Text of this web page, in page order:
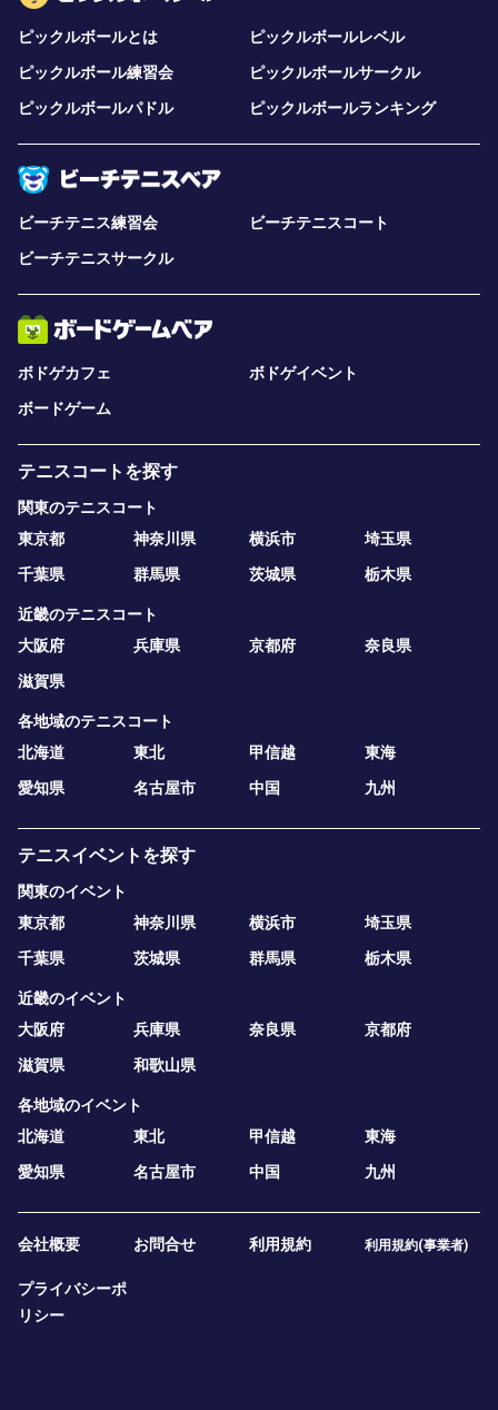
ピックルボールとは
ピックルボールレベル
ピックルボール練習会
ピックルボールサークル
ピックルボールパドル
ピックルボールランキング
ビーチテニス練習会
ビーチテニスコート
ビーチテニスサークル
ボドゲカフェ
ボドゲイベント
ボードゲーム
テニスコートを探す
関東のテニスコート
東京都
神奈川県 横浜市
埼玉県
千葉県
群馬県 茨城県 栃木県
近畿のテニスコート
大阪府
兵庫県 京都府
奈良県
滋賀県
各地域のテニスコート
北海道
東北 甲信越
東海
愛知県
名古屋市 中国 九州
テニスイベントを探す
関東のイベント
東京都
神奈川県 横浜市
埼玉県
千葉県
茨城県 群馬県 栃木県
近畿のイベント
大阪府
兵庫県 奈良県
京都府
滋賀県
和歌山県
各地域のイベント
北海道
東北 甲信越
東海
愛知県
名古屋市 中国 九州
会社概要 お問合せ 利用規約 利用規約(事業者)
プライバシーポ
リシー